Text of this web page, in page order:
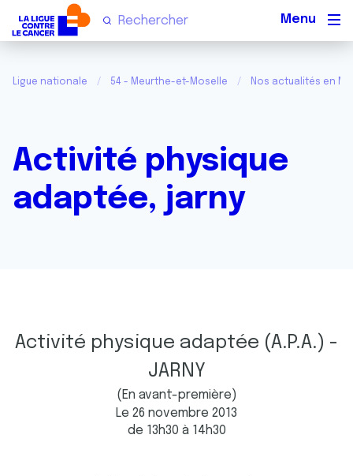
Ligue nationale 54 - Meurthe-et-Moselle Nos actualités en
Activité physique
adaptée, jarny
Activité physique adaptée (A.P.A.) -
JARNY
(En avant-première)
Le 26 novembre 2013
de 13h30 à 14h30